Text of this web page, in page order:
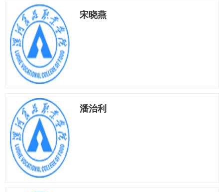
宋晓燕
潘治利